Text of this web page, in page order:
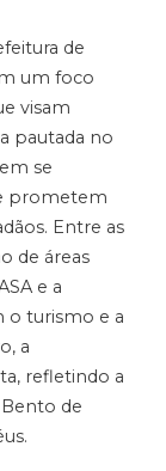
de
um foco
visam
pautada no
se
prometem
Entre as
de áreas
e a
o turismo e a
a
refletindo a
de